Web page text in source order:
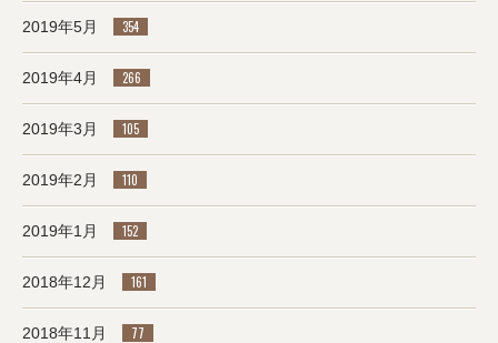
2019年5月 354
2019年4月 266
2019年3月 105
2019年2月 110
2019年1月 152
2018年12月 161
2018年11月 77